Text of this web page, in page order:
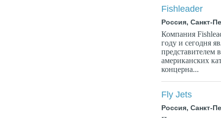
Fishleader
Россия, Санкт-
Компания
году и сегодня
представителем
американских
концерна...
Fly Jets
Россия, Санкт-